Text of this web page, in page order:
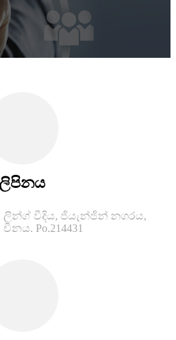
ලින්ග් වීදිය, ජියැන්ජින් නගරය,
Po.214431